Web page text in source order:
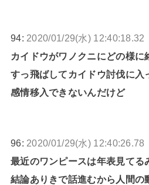
94: 2020/01/29(水) 12:40:18.32
カイドウがワノクニにどの様に
すっ飛ばしてカイドウ討伐に入
感情移入できないんだけど
96: 2020/01/29(水) 12:40:26.78
最近のワンピースは年表見てる
結論ありきで話進むから人間の